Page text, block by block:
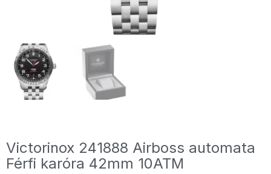
Victorinox 241888 Airboss automata
Férfi karóra 42mm 10ATM